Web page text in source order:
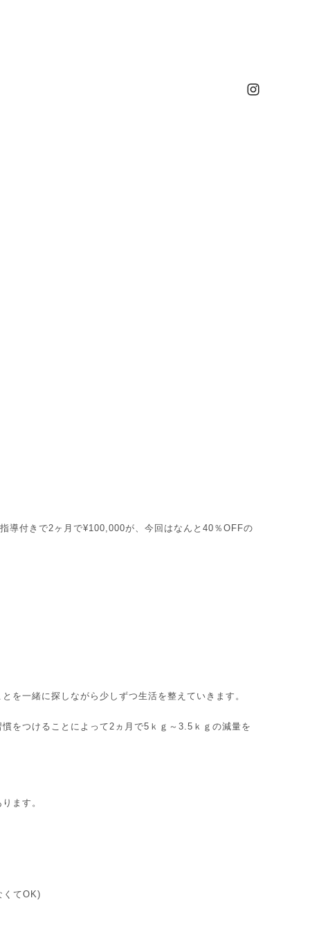
導付きで2ヶ月で¥100,000が、今回はなんと40％OFFの
を一緒に探しながら少しずつ生活を整えていきます。
をつけることによって2ヵ月で5ｋｇ～3.5ｋｇの減量を
ます。
くてOK)